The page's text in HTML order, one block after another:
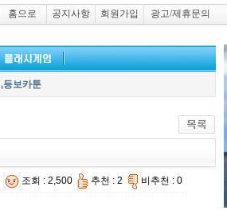
홈으로 공지사항 회원가입 광고/제휴문의
,등보카툰
조회 : 2,500 추천 : 2 비추천 : 0